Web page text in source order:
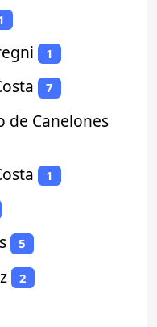
1
7
de Canelones
1
5
2